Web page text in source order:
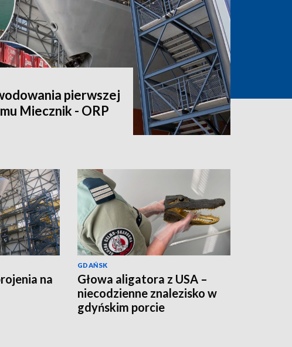
pierwszej
Miecznik - ORP
na
GDAŃSK
Głowa aligatora z USA –
niecodzienne znalezisko w
gdyńskim porcie